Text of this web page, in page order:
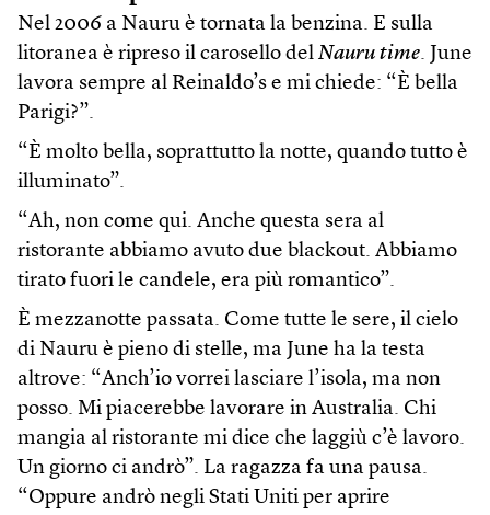
Nel 2006 a Nauru è tornata la benzina. E sulla
litoranea è ripreso il carosello del Nauru time. June
lavora sempre al Reinaldo’s e mi chiede: “È bella
Parigi?”.
“È molto bella, soprattutto la notte, quando tutto è
illuminato”.
“Ah, non come qui. Anche questa sera al
ristorante abbiamo avuto due blackout. Abbiamo
tirato fuori le candele, era più romantico”.
È mezzanotte passata. Come tutte le sere, il cielo
di Nauru è pieno di stelle, ma June ha la testa
altrove: “Anch’io vorrei lasciare l’isola, ma non
posso. Mi piacerebbe lavorare in Australia. Chi
mangia al ristorante mi dice che laggiù c’è lavoro.
Un giorno ci andrò”. La ragazza fa una pausa.
“Oppure andrò negli Stati Uniti per aprire